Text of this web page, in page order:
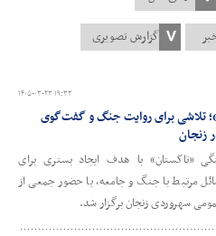
۱۴۰۵-۰۳-۲۳ ۱۹:۳۳
تلاشی برای روایت جنگ و گفت‌گوی
زنجان
«تاکستان» با هدف ایجاد بستری برای
مرتبط با جنگ و جامعه، با حضور جمعی از
سهروردی زنجان برگزار شد.